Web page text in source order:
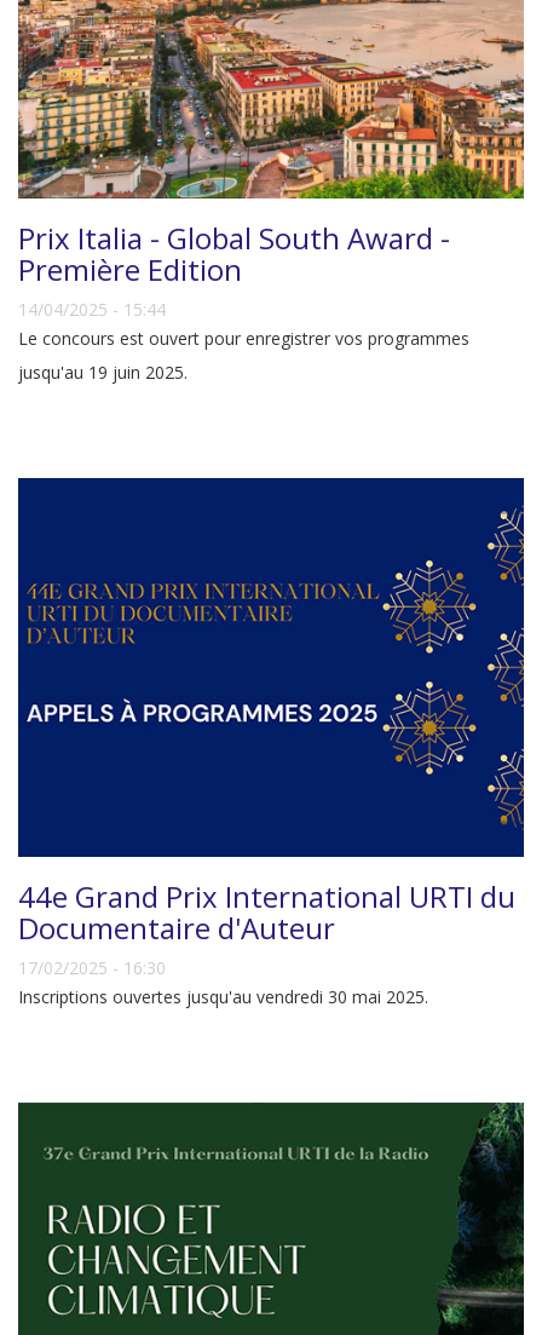
Prix Italia - Global South Award -
Première Edition
14/04/2025 - 15:44
Le concours est ouvert pour enregistrer vos programmes
jusqu'au 19 juin 2025.
44e Grand Prix International URTI du
Documentaire d'Auteur
17/02/2025 - 16:30
Inscriptions ouvertes jusqu'au vendredi 30 mai 2025.